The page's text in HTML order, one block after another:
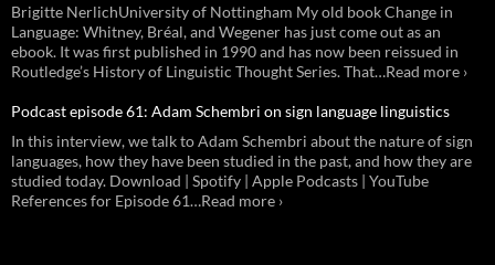
Brigitte NerlichUniversity of Nottingham My old book Change in
Language: Whitney, Bréal, and Wegener has just come out as an
ebook. It was first published in 1990 and has now been reissued in
Routledge’s History of Linguistic Thought Series. That…Read more ›
Podcast episode 61: Adam Schembri on sign language linguistics
In this interview, we talk to Adam Schembri about the nature of sign
languages, how they have been studied in the past, and how they are
studied today. Download | Spotify | Apple Podcasts | YouTube
References for Episode 61…Read more ›